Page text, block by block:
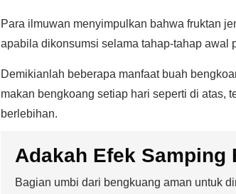
Para ilmuwan menyimpulkan bahwa fruktan
apabila dikonsumsi selama tahap-tahap awal
Demikianlah beberapa manfaat buah
makan bengkoang setiap hari seperti di atas,
berlebihan.
Adakah Efek Samping
Bagian umbi dari bengkuang aman untuk